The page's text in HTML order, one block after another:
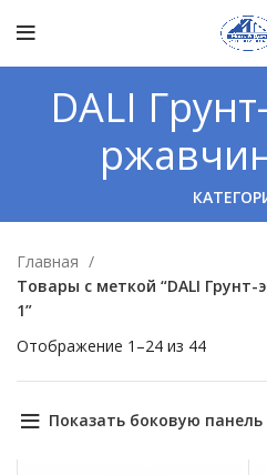
DALI
Главная
Товары с меткой “DALI
1”
Отображение 1–24 из 44
Показать боковую панель